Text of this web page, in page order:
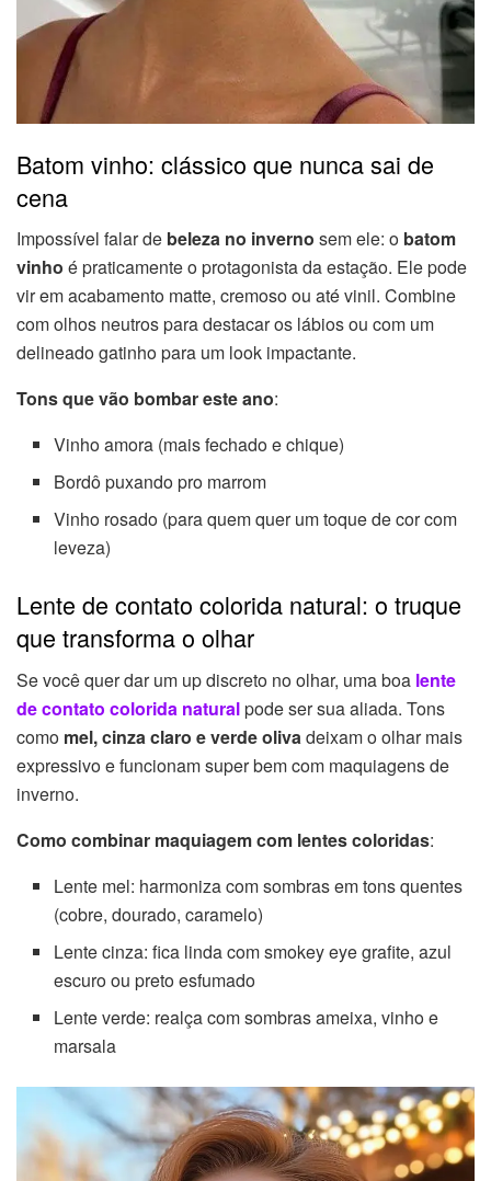
Batom vinho: clássico que nunca sai de
cena
Impossível falar de beleza no inverno sem ele: o batom
vinho é praticamente o protagonista da estação. Ele pode
vir em acabamento matte, cremoso ou até vinil. Combine
com olhos neutros para destacar os lábios ou com um
delineado gatinho para um look impactante.
Tons que vão bombar este ano:
Vinho amora (mais fechado e chique)
Bordô puxando pro marrom
Vinho rosado (para quem quer um toque de cor com
leveza)
Lente de contato colorida natural: o truque
que transforma o olhar
Se você quer dar um up discreto no olhar, uma boa lente
de contato colorida naturalpode ser sua aliada. Tons
como mel, cinza claro e verde olivadeixam o olhar mais
expressivo e funcionam super bem com maquiagens de
inverno.
Como combinar maquiagem com lentes coloridas:
Lente mel: harmoniza com sombras em tons quentes
(cobre, dourado, caramelo)
Lente cinza: fica linda com smokey eye grafite, azul
escuro ou preto esfumado
Lente verde: realça com sombras ameixa, vinho e
marsala